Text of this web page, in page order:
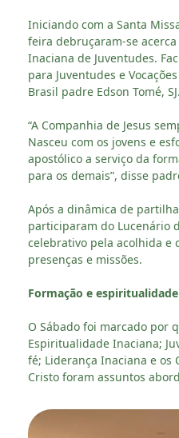
Iniciando com a Santa
feira debruçaram-se
Inaciana de Juventudes.
para Juventudes e
Brasil padre Edson Tomé, SJ.
“A Companhia de Jesus
Nasceu com os jovens e
apostólico a serviço da
para os demais”, disse
Após a dinâmica de
participaram do Lucenário
celebrativo pela acolhida e
presenças e missões.
Formação e espiritualidade
O Sábado foi marcado por
Espiritualidade Inaciana;
fé; Liderança Inaciana e os
Cristo foram assuntos